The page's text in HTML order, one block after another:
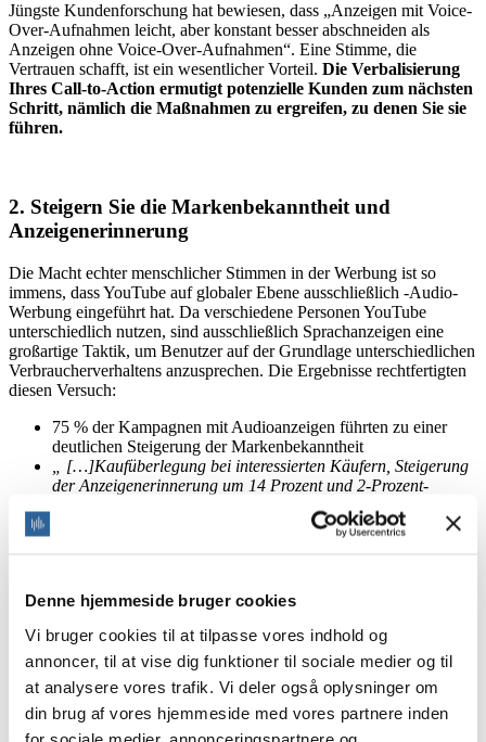
Denne hjemmeside bruger cookies
Vi bruger cookies til at tilpasse vores indhold og
annoncer, til at vise dig funktioner til sociale medier og til
at analysere vores trafik. Vi deler også oplysninger om
din brug af vores hjemmeside med vores partnere inden
for sociale medier, annonceringspartnere og
Jüngste Kundenforschung hat bewiesen, dass „Anzeigen mit Voice-
Over-Aufnahmen leicht, aber konstant besser abschneiden als
Anzeigen ohne Voice-Over-Aufnahmen“. Eine Stimme, die
Vertrauen schafft, ist ein wesentlicher Vorteil. Die Verbalisierung
Ihres Call-to-Action ermutigt potenzielle Kunden zum nächsten
Schritt, nämlich die Maßnahmen zu ergreifen, zu denen Sie sie
führen.
2. Steigern Sie die Markenbekanntheit und
Anzeigenerinnerung
Die Macht echter menschlicher Stimmen in der Werbung ist so
immens, dass YouTube auf globaler Ebene ausschließlich -Audio-
Werbung eingeführt hat. Da verschiedene Personen YouTube
unterschiedlich nutzen, sind ausschließlich Sprachanzeigen eine
großartige Taktik, um Benutzer auf der Grundlage unterschiedlichen
Verbraucherverhaltens anzusprechen. Die Ergebnisse rechtfertigten
diesen Versuch:
75 % der Kampagnen mit Audioanzeigen führten zu einer
deutlichen Steigerung der Markenbekanntheit
„ […]Kaufüberlegung bei interessierten Käufern, Steigerung
der Anzeigenerinnerung um 14 Prozent und 2-Prozent-
ShutterflyinAudio-Anzeigen
aufgezeigt wurde.
Einsparungen bei Qualität oder Erfahrung können zu niedrigen
Engagement- und Genussraten führen. Die Wahl von Untertiteln
bedeutet, dass Sie Ihr Publikum dazu zwingen, sich so weit wie
möglich zu konzentrieren, um die Botschaft zu